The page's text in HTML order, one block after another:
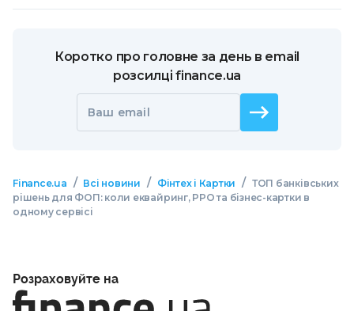
Коротко про головне за день в email
розсилці finance.ua
Ваш email
Finance.ua / Всі новини / Фінтех і Картки / ТОП банківських
рішень для ФОП: коли еквайринг, РРО та бізнес-картки в
одному сервісі
Розраховуйте на